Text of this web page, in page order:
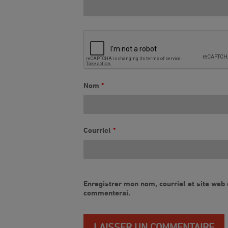
Nom*
Courriel*
Enregistrer mon nom, courriel et site
commenterai.